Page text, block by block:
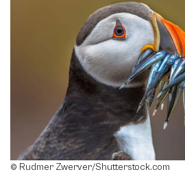
Facebook
Twitter
WhatsApp
Telegram
© Rudmer Zwerver/Shutterstock.com